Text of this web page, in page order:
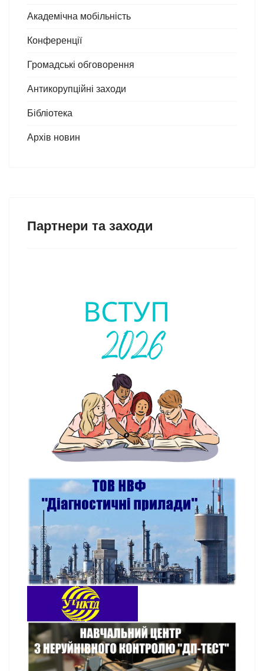
Академічна мобільність
Конференції
Громадські обговорення
Антикорупційні заходи
Бібліотека
Архів новин
Партнери та заходи